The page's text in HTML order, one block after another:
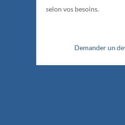
selon vos besoins.
Demander un